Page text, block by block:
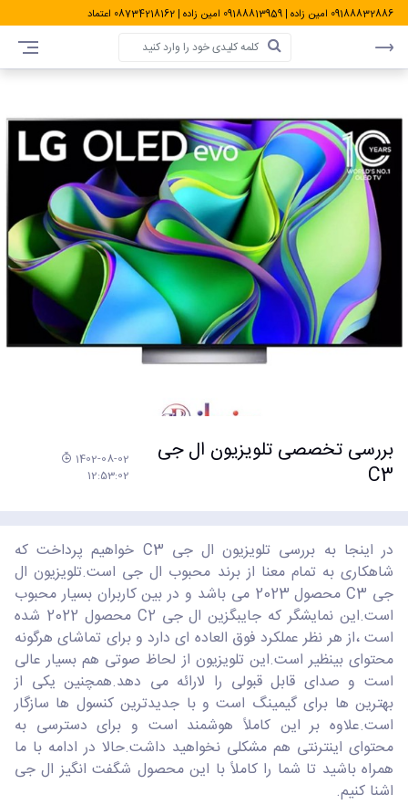
09188832886 امین زاده |
09188813959 امین زاده |
08734218162 اعتماد
بررسی تخصصی تلویزیون ال جی
C3
1402-08-02
12:53:02
در اینجا به بررسی تلویزیون ال جی C3 خواهیم پرداخت که
شاهکاری به تمام معنا از برند محبوب ال جی است.تلویزیون ال
جی C3 محصول 2023 می باشد و در بین کاربران بسیار محبوب
است.این نمایشگر که جایبگزین ال جی C2 محصول 2022 شده
است ،از هر نظر عملکرد فوق العاده ای دارد و برای تماشای هرگونه
محتوای بینظیر است.این تلویزیون از لحاظ صوتی هم بسیار عالی
است و صدای قابل قبولی را لارائه می دهد.همچنین یکی از
بهترین ها برای گیمینگ است و با جدیدترین کنسول ها سازگار
است.علاوه بر این کاملاً هوشمند است و برای دسترسی به
محتوای اینترنتی هم مشکلی نخواهید داشت.حالا در ادامه با ما
همراه باشید تا شما را کاملاً با این محصول شگفت انگیز ال جی
اشنا کنیم.